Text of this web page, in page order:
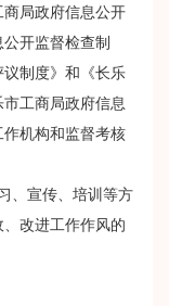
局政府信息公开
开监督检查制
制度》和《长乐
工商局政府信息
机构和监督考核
、宣传、培训等方
改进工作作风的